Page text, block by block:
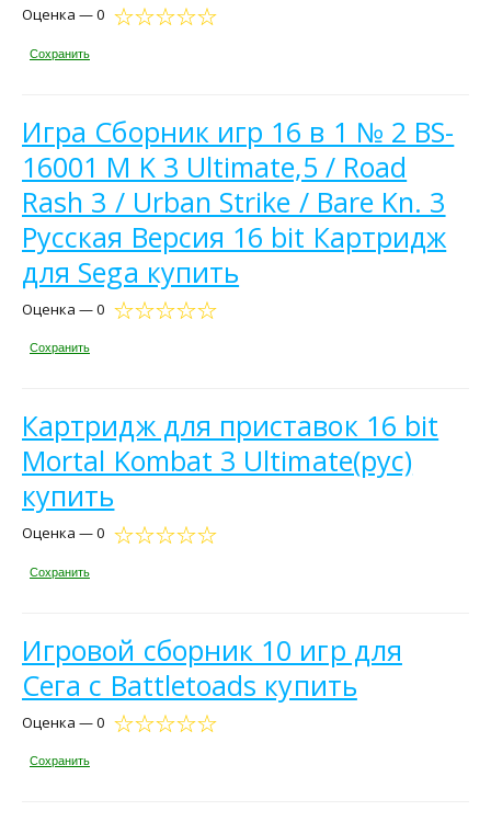
Оценка — 0
Сохранить
Игра Сборник игр 16 в 1 № 2 BS-
16001 M K 3 Ultimate,5 / Road
Rash 3 / Urban Strike / Bare Kn. 3
Русская Версия 16 bit Картридж
для Sega купить
Оценка — 0
Сохранить
Картридж для приставок 16 bit
Mortal Kombat 3 Ultimate(рус)
купить
Оценка — 0
Сохранить
Игровой сборник 10 игр для
Сега с Battletoads купить
Оценка — 0
Сохранить